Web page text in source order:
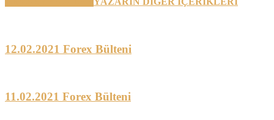
12.02.2021 Forex Bülteni
11.02.2021 Forex Bülteni